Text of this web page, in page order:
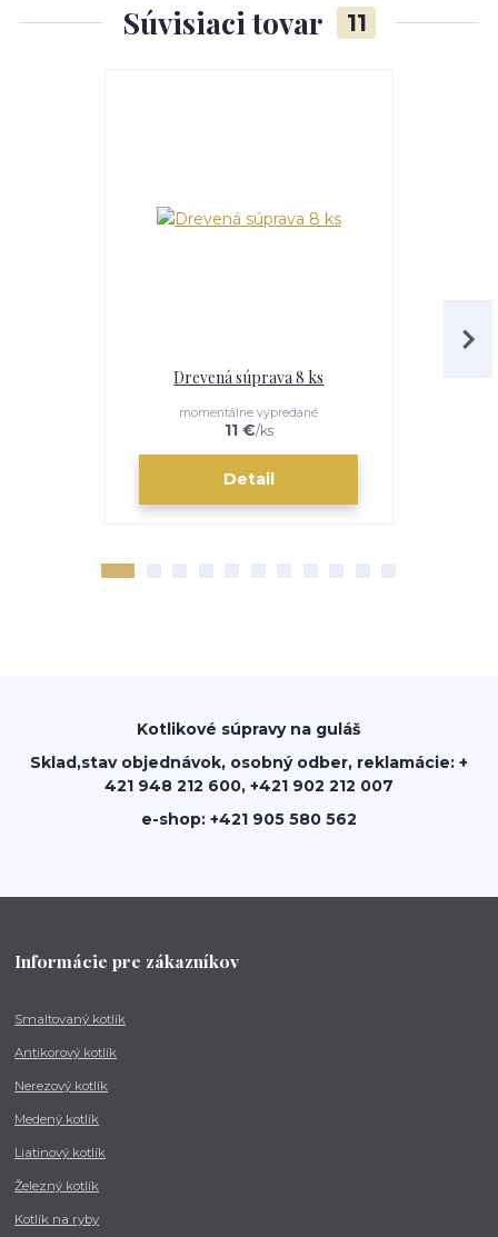
Súvisiaci tovar 11
Drevená súprava 8 ks
11 €/ks
momentálne vypredané
Detail
Kotlikové súpravy na guláš
Sklad,stav objednávok, osobný odber, reklamácie: +
421 948 212 600, +421 902 212 007
e-shop: +421 905 580 562
Informácie pre zákazníkov
Smaltovaný kotlík
Antikorový kotlík
Nerezový kotlík
Medený kotlík
Liatinový kotlík
Železný kotlík
Kotlík na ryby